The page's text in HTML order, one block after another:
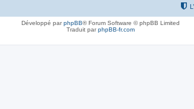
Développé parphpBB® Forum Software © phpBB Limited
Traduit parphpBB-fr.com